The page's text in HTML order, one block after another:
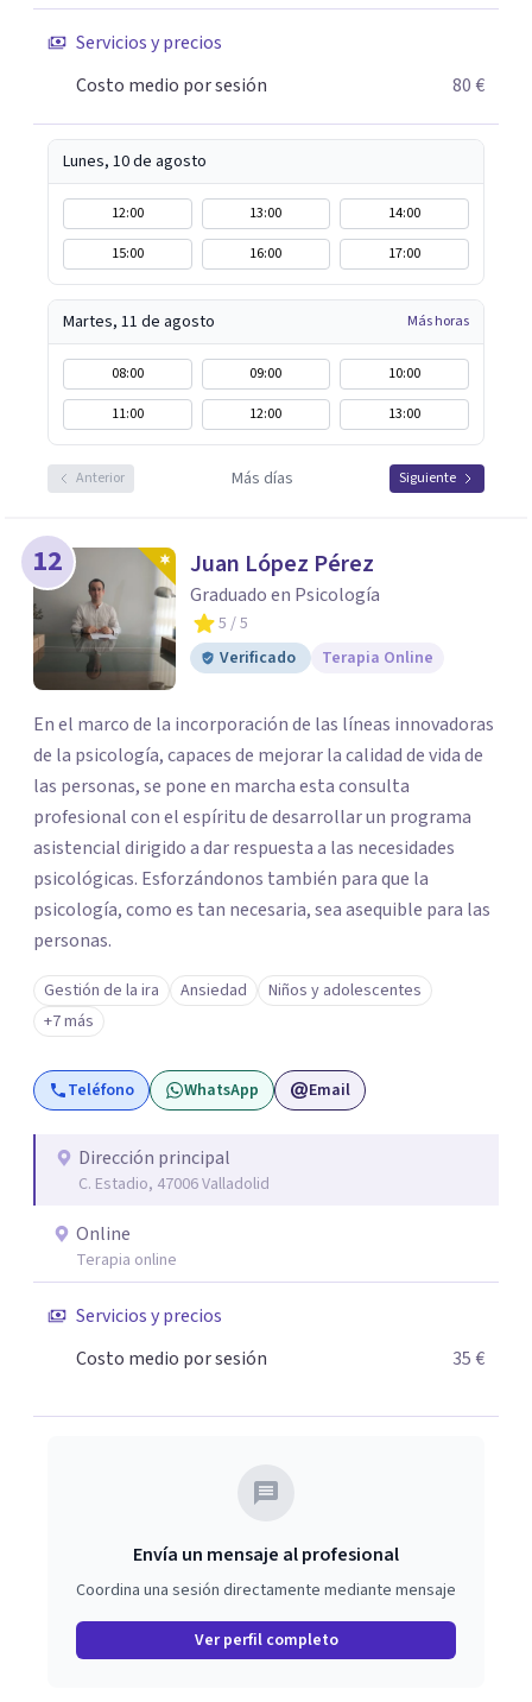
Servicios y precios
Costo medio por sesión
80 €
Lunes, 10 de agosto
12:00 13:00
14:00
15:00
16:00 17:00
Martes, 11 de agosto Más horas
08:00 09:00
10:00
11:00
12:00 13:00
Anterior Más días Siguiente
12 Juan López Pérez
Graduado en Psicología
5 / 5
Verificado
Terapia Online
En el marco de la incorporación de las líneas innovadoras
de la psicología, capaces de mejorar la calidad de vida de
las personas, se pone en marcha esta consulta
profesional con el espíritu de desarrollar un programa
asistencial dirigido a dar respuesta a las necesidades
psicológicas. Esforzándonos también para que la
psicología, como es tan necesaria, sea asequible para las
personas.
Gestión de la ira Ansiedad
Niños y adolescentes
+7 más
Teléfono WhatsApp Email
Dirección principal
C. Estadio, 47006 Valladolid
Online
Terapia online
Servicios y precios
Costo medio por sesión
35 €
Envía un mensaje al profesional
Coordina una sesión directamente mediante mensaje
Ver perfil completo